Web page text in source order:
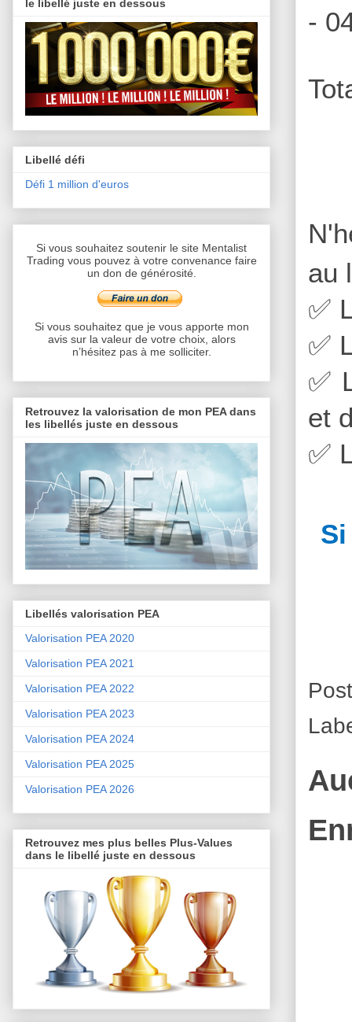
-
au
✅
✅
✅
et
✅
le libellé juste en dessous
Libellé défi
Défi 1 million d'euros
Si vous souhaitez soutenir le site Mentalist
Trading vous pouvez à votre convenance faire
un don de générosité.
Si vous souhaitez que je vous apporte mon
avis sur la valeur de votre choix, alors
n’hésitez pas à me solliciter.
Retrouvez la valorisation de mon PEA dans
les libellés juste en dessous
Libellés valorisation PEA
Valorisation PEA 2020
Valorisation PEA 2021
Valorisation PEA 2022
Valorisation PEA 2023
Valorisation PEA 2024
Valorisation PEA 2025
Valorisation PEA 2026
Retrouvez mes plus belles Plus-Values
dans le libellé juste en dessous